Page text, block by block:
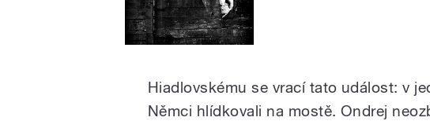
Hiadlovskému se vrací tato událost: v
Němci hlídkovali na mostě. Ondrej